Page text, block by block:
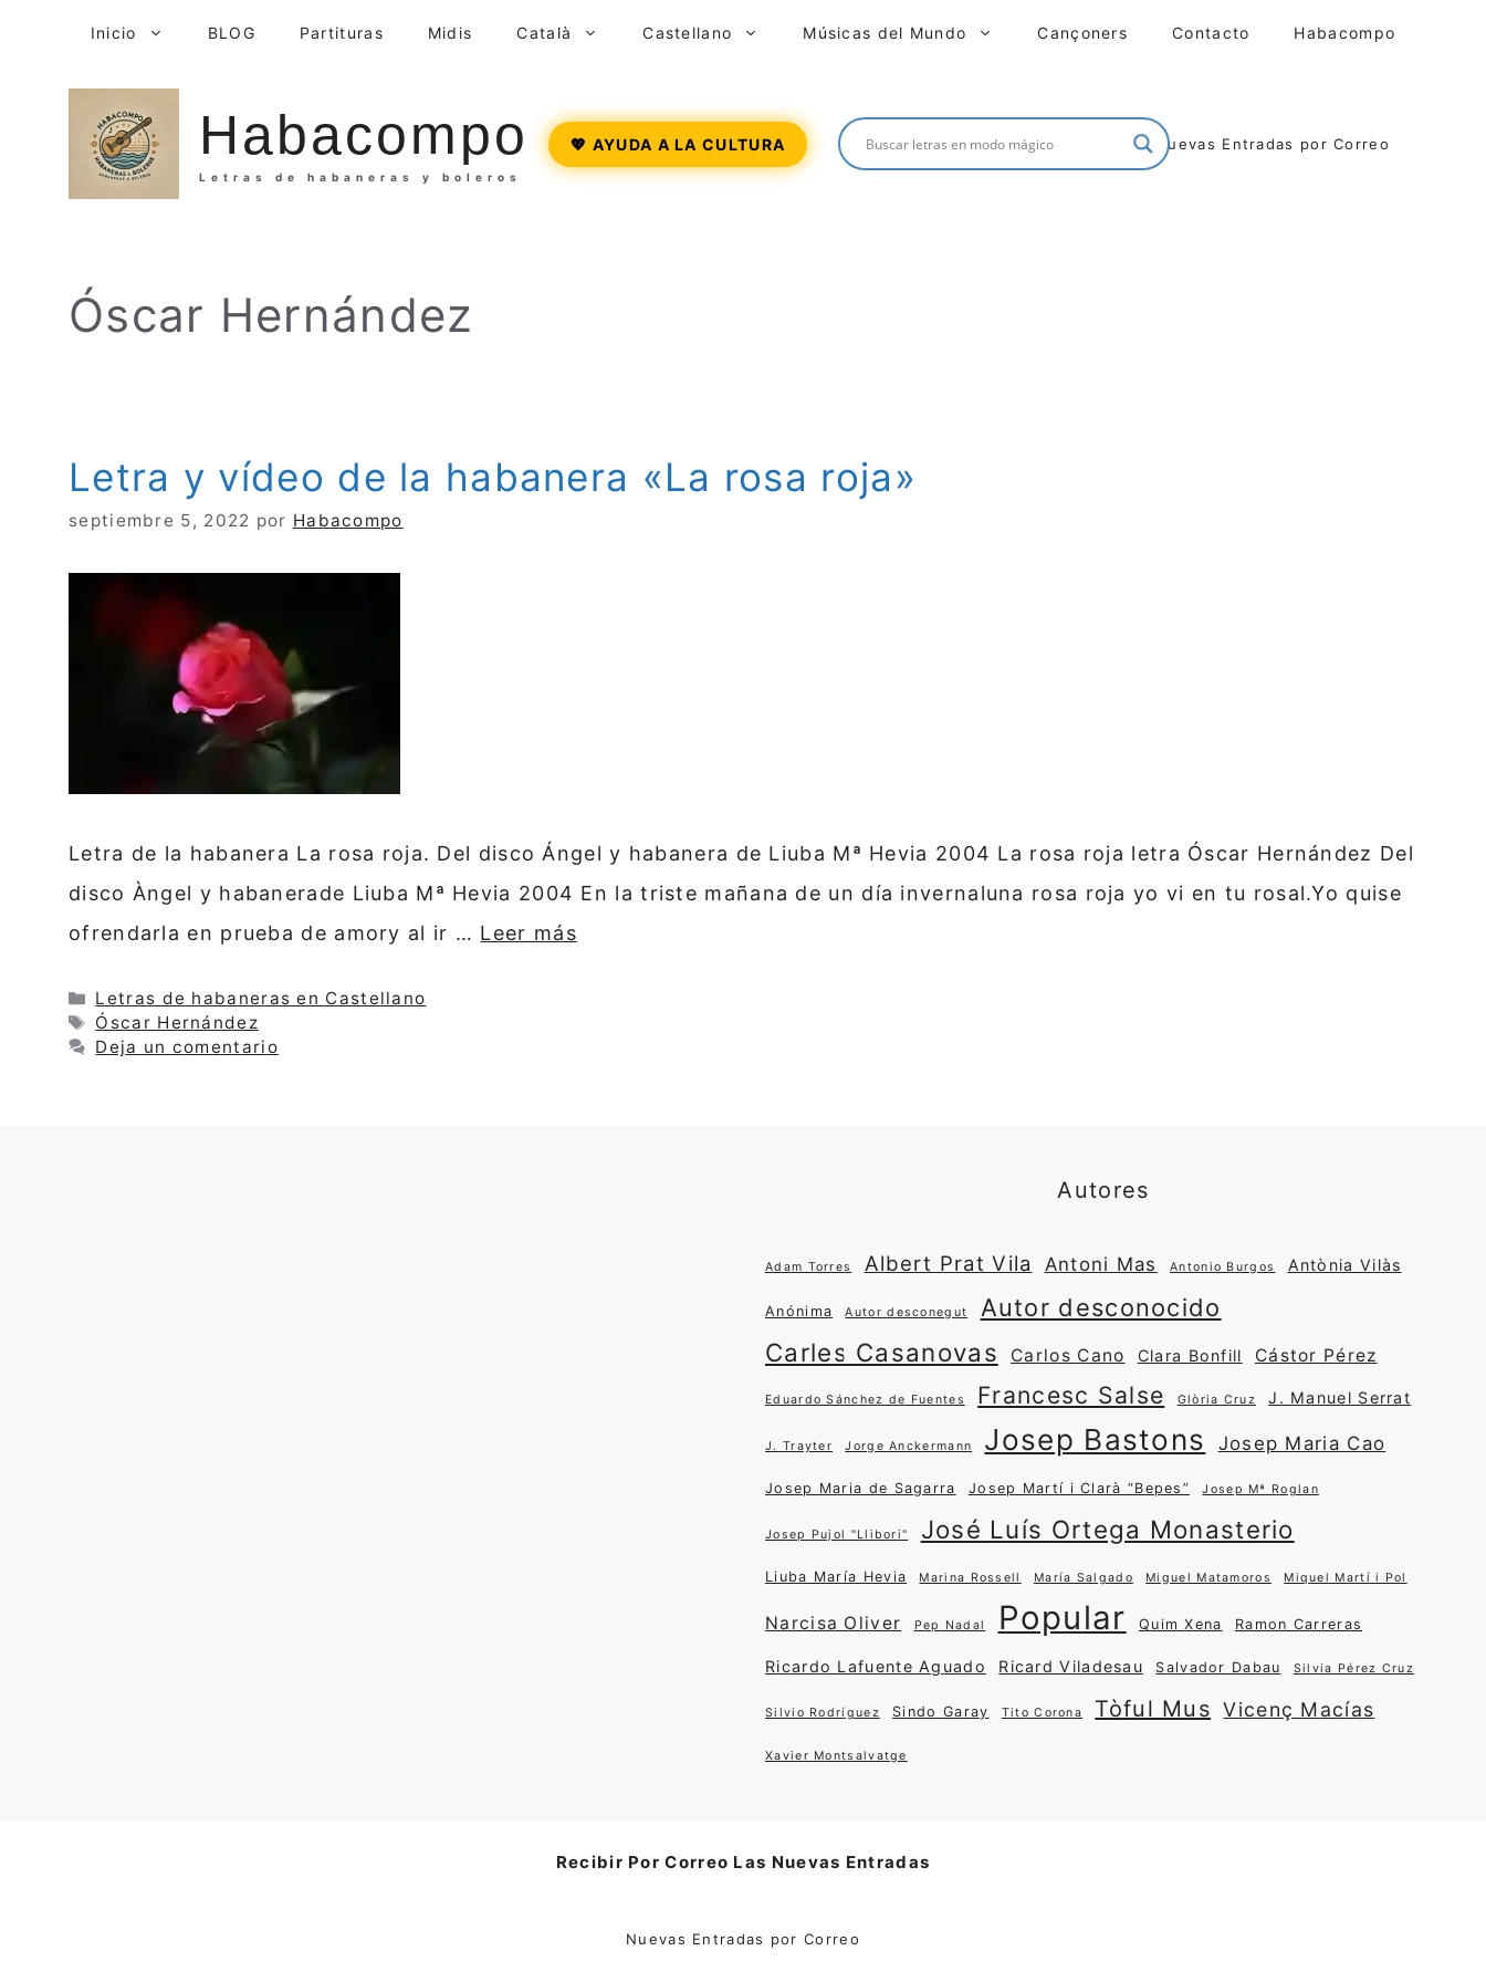
Inicio BLOG Partituras Midis Català Castellano Músicas del Mundo Cançoners Contacto Habacompo
Habacompo
Letras de habaneras y boleros
💖 AYUDA A LA CULTURA Nuevas Entradas por Correo
Óscar Hernández
Letra y vídeo de la habanera «La rosa roja»
septiembre 5, 2022 por Habacompo
Letra de la habanera La rosa roja. Del disco Ángel y habanera de Liuba Mª Hevia 2004 La rosa roja letra Óscar Hernández Del
disco Àngel y habanerade Liuba Mª Hevia 2004 En la triste mañana de un día invernaluna rosa roja yo vi en tu rosal.Yo quise
ofrendarla en prueba de amory al ir … Leer más
Categorías
Letras de habaneras en Castellano
Etiquetas
Óscar Hernández
Deja un comentario
Autores
Adam Torres Albert Prat Vila Antoni Mas Antonio Burgos Antònia Vilàs
Anónima Autor desconegut Autor desconocido
Carles Casanovas Carlos Cano Clara Bonfill Cástor Pérez
Eduardo Sánchez de Fuentes Francesc Salse Glòria Cruz J. Manuel Serrat
J. Trayter Jorge Anckermann Josep Bastons Josep Maria Cao
Josep Maria de Sagarra Josep Martí i Clarà “Bepes” Josep Mª Roglan
Josep Pujol "Llibori" José Luís Ortega Monasterio
Liuba María Hevia Marina Rossell María Salgado Miguel Matamoros Miquel Martí i Pol
Narcisa Oliver Pep Nadal Popular Quim Xena Ramon Carreras
Ricardo Lafuente Aguado Ricard Viladesau Salvador Dabau Silvia Pérez Cruz
Silvio Rodríguez Sindo Garay Tito Corona Tòful Mus Vicenç Macías
Xavier Montsalvatge
Recibir Por Correo Las Nuevas Entradas
Nuevas Entradas por Correo